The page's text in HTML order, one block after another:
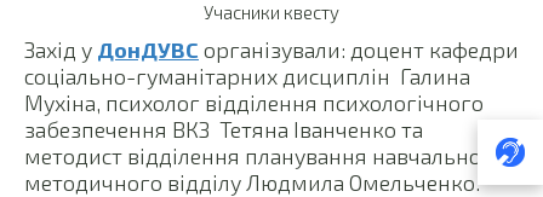
Учасники квесту
Захід у ДонДУВС організували: доцент кафедри
соціально-гуманітарних дисциплін Галина
Мухіна, психолог відділення психологічного
забезпечення ВКЗ Тетяна Іванченко та
методист відділення планування навчально-
методичного відділу Людмила Омельченко.